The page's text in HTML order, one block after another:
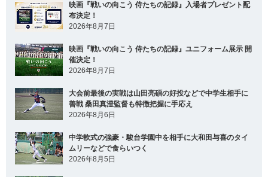
映画『戦いの向こう 侍たちの記録』入場者プレゼント配
布決定！
2026年8月7日
映画『戦いの向こう 侍たちの記録』ユニフォーム展示 開
催決定！
2026年8月7日
大会前最後の実戦は山田亮碩の好投などで中学生相手に
善戦 桑田真澄監督も特徴把握に手応え
2026年8月6日
中学軟式の強豪・駿台学園中を相手に大和田与喜のタイ
ムリーなどで食らいつく
2026年8月5日